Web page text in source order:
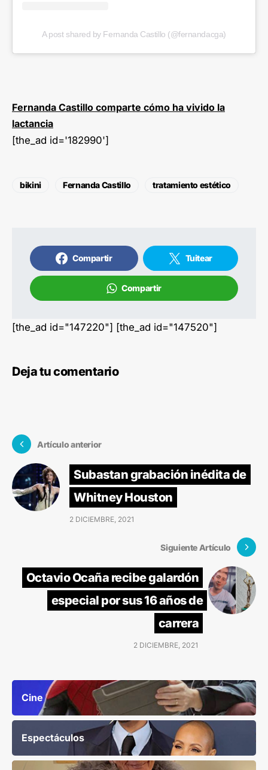
A post shared by Fernanda Castillo (@fernandacga)
Fernanda Castillo comparte cómo ha vivido la
lactancia
[the_ad id='182990']
bikini Fernanda Castillo tratamiento estético
Compartir Tuitear
Compartir
[the_ad id="147220"] [the_ad id="147520"]
Deja tu comentario
Artículo anterior
Subastan grabación inédita de
Whitney Houston
2 DICIEMBRE, 2021
Siguiente Artículo
Octavio Ocaña recibe galardón
especial por sus 16 años de
carrera
2 DICIEMBRE, 2021
Cine
Espectáculos